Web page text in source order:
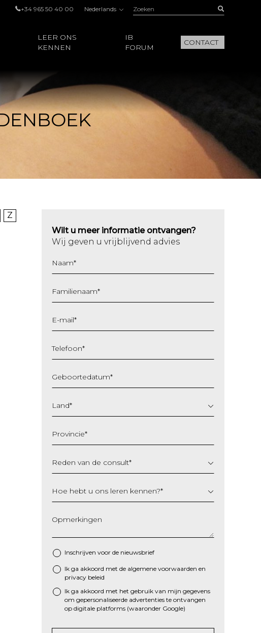
+34 965 50 40 00 Nederlands Zoeken:
LEER ONS
KENNEN
IB
FORUM
CONTACT
Z
Wilt u meer informatie ontvangen?
Wij geven u vrijblijvend advies
Naam*
Familienaam*
E-mail*
Telefoon*
Geboortedatum*
slash
MM
JJJJ
Land*
Provincie*
Reden van de consult*
Hoe hebt u ons leren kennen?*
Opmerkingen
Inschrijven voor de nieuwsbrief
* Ik ga akkoord met de algemene voorwaarden en
privacy beleid
Ik ga akkoord met het gebruik van mijn gegevens
om gepersonaliseerde advertenties te ontvangen
op digitale platforms (waaronder Google)